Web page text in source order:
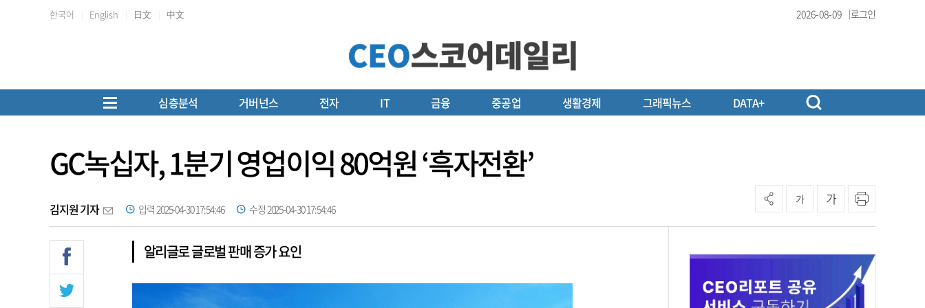
한국어 English 日文 中文 2026-08-09 로그인
심층분석 거버넌스 전자 IT 금융 중공업 생활경제 그래픽뉴스 DATA+
GC녹십자, 1분기 영업이익 80억원 ‘흑자전환’
김지원 기자 입력 2025-04-30 17:54:46 수정 2025-04-30 17:54:46
가 가
알리글로 글로벌 판매 증가 요인